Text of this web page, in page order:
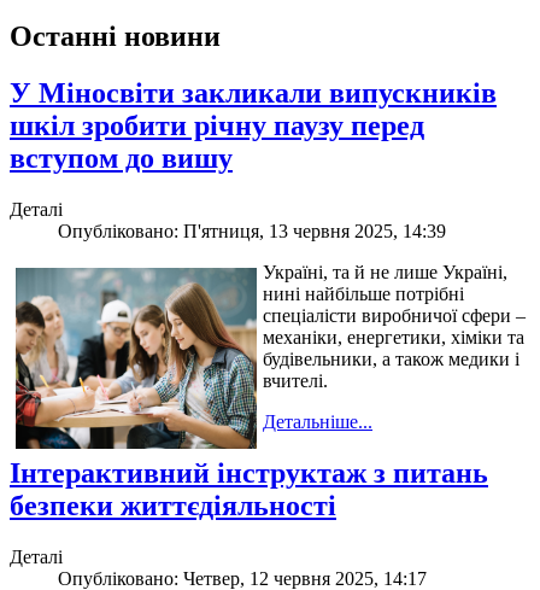
Останні новини
У Міносвіти закликали випускників
шкіл зробити річну паузу перед
вступом до вишу
Деталі
Опубліковано: П'ятниця, 13 червня 2025, 14:39
Україні, та й не лише Україні,
нині найбільше потрібні
спеціалісти виробничої сфери –
механіки, енергетики, хіміки та
будівельники, а також медики і
вчителі.
Детальніше...
Інтерактивний інструктаж з питань
безпеки життєдіяльності
Деталі
Опубліковано: Четвер, 12 червня 2025, 14:17